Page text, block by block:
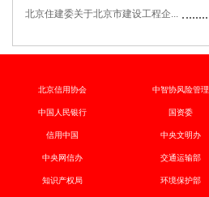
北京住建委关于北京市建设工程企...
北京信用协会 中智协风险管理
中国人民银行 国资委
信用中国 中央文明办
中央网信办 交通运输部
知识产权局 环境保护部